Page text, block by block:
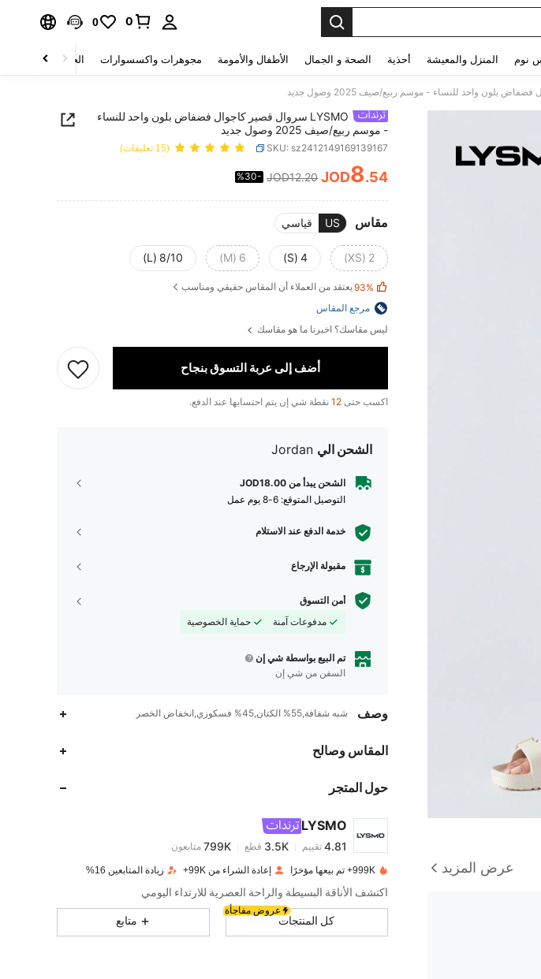
0
0
نوم المنزل والمعيشة أحذية الصحة و الجمال الأطفال والأمومة مجوهرات واكسسوارات الحقائب والأمتعة
عرض المزيد
LYSMO سروال قصير كاجوال فضفاض بلون واحد للنساء
- موسم ربيع/صيف 2025 وصول جديد
SKU: sz2412149169139167 (15 تعليقات)
PRICE AND AVAILABILITY
JOD8.54
JOD12.20
%30-
مقاس US قياسي
2 (XS)
4 (S)
6 (M)
8/10 (L)
93%يعتقد من العملاء أن المقاس حقيقي ومناسب
مرجع المقاس
ليس مقاسك؟ اخبرنا ما هو مقاسك
أضف إلى عربة التسوق بنجاح
اكسب حتى 12 نقطة شي إن يتم احتسابها عند الدفع.
الشحن الي Jordan
الشحن يبدأ من JOD18.00
التوصيل المتوقع: 6-8 يوم عمل
خدمة الدفع عند الاستلام
مقبولة الإرجاع
أمن التسوق
مدفوعات آمنة
حماية الخصوصية
تم البيع بواسطة شي إن
السفن من شي إن
وصف شبه شفافة,55% الكتان,45% فسكوزي,انخفاض الخصر
المقاس وصالح
حول المتجر
LYSMO
4.81
4.81
4.81
3.5K قطع 799K متابعون
l***h تم دفع منذ 1 يوم
4.81
3.5K
799K
4.81
3.5K
799K
999K+ تم بيعها مؤخرًا إعادة الشراء من 99K+ زيادة المتابعين 16%
اكتشف الأناقة البسيطة والراحة العصرية للارتداء اليومي
عروض مفاجأة
كل المنتجات متابع